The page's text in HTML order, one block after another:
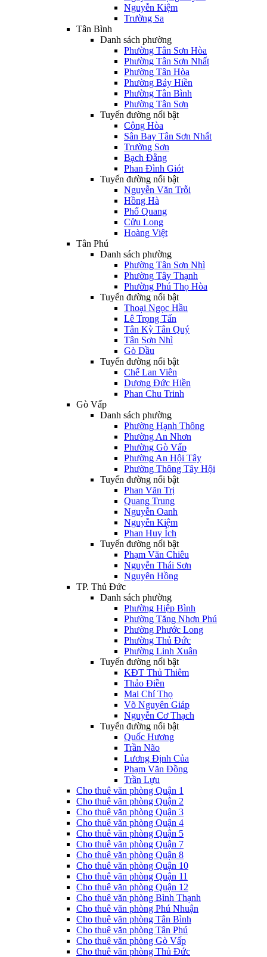
Nguyễn Kiệm
Trường Sa
Tân Bình
Danh sách phường
Phường Tân Sơn Hòa
Phường Tân Sơn Nhất
Phường Tân Hòa
Phường Bảy Hiền
Phường Tân Bình
Phường Tân Sơn
Tuyến đường nổi bật
Cộng Hòa
Sân Bay Tân Sơn Nhất
Trường Sơn
Bạch Đằng
Phan Đình Giót
Tuyến đường nổi bật
Nguyễn Văn Trỗi
Hồng Hà
Phổ Quang
Cửu Long
Hoàng Việt
Tân Phú
Danh sách phường
Phường Tân Sơn Nhì
Phường Tây Thạnh
Phường Phú Thọ Hòa
Tuyến đường nổi bật
Thoại Ngọc Hầu
Lê Trọng Tấn
Tân Kỳ Tân Quý
Tân Sơn Nhì
Gò Dầu
Tuyến đường nổi bật
Chế Lan Viên
Dương Đức Hiền
Phan Chu Trinh
Gò Vấp
Danh sách phường
Phường Hạnh Thông
Phường An Nhơn
Phường Gò Vấp
Phường An Hội Tây
Phường Thông Tây Hội
Tuyến đường nổi bật
Phan Văn Trị
Quang Trung
Nguyễn Oanh
Nguyễn Kiệm
Phan Huy Ích
Tuyến đường nổi bật
Phạm Văn Chiêu
Nguyễn Thái Sơn
Nguyên Hồng
TP. Thủ Đức
Danh sách phường
Phường Hiệp Bình
Phường Tăng Nhơn Phú
Phường Phước Long
Phường Thủ Đức
Phường Linh Xuân
Tuyến đường nổi bật
KĐT Thủ Thiêm
Thảo Điền
Mai Chí Thọ
Võ Nguyên Giáp
Nguyễn Cơ Thạch
Tuyến đường nổi bật
Quốc Hương
Trần Não
Lương Định Của
Phạm Văn Đồng
Trần Lựu
Cho thuê văn phòng Quận 1
Cho thuê văn phòng Quận 2
Cho thuê văn phòng Quận 3
Cho thuê văn phòng Quận 4
Cho thuê văn phòng Quận 5
Cho thuê văn phòng Quận 7
Cho thuê văn phòng Quận 8
Cho thuê văn phòng Quận 10
Cho thuê văn phòng Quận 11
Cho thuê văn phòng Quận 12
Cho thuê văn phòng Bình Thạnh
Cho thuê văn phòng Phú Nhuận
Cho thuê văn phòng Tân Bình
Cho thuê văn phòng Tân Phú
Cho thuê văn phòng Gò Vấp
Cho thuê văn phòng Thủ Đức